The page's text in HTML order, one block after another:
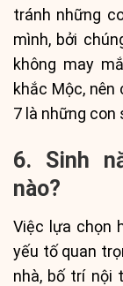
tránh những
mình, bởi
không may
khắc Mộc,
7 là những con
6. Sinh
nào?
Việc lựa chọn
yếu tố quan
nhà, bố trí nội